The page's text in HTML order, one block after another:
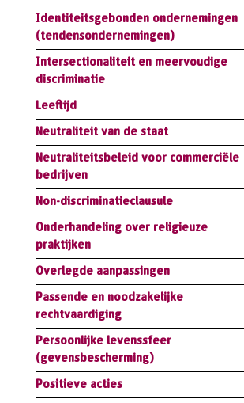
Identiteitsgebonden ondernemingen
(tendensondernemingen)
Intersectionaliteit en meervoudige
discriminatie
Leeftijd
Neutraliteit van de staat
Neutraliteitsbeleid voor commerciële
bedrijven
Non-discriminatieclausule
Onderhandeling over religieuze
praktijken
Overlegde aanpassingen
Passende en noodzakelijke
rechtvaardiging
Persoonlijke levenssfeer
(gevensbescherming)
Positieve acties